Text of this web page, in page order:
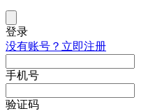
登录
没有账号？立即注册
手机号
验证码